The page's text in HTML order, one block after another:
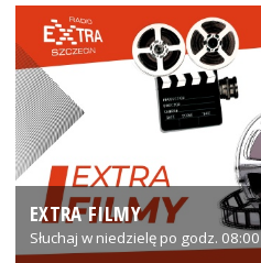
EXTRA FILMY
Słuchaj w niedzielę po godz. 08:00